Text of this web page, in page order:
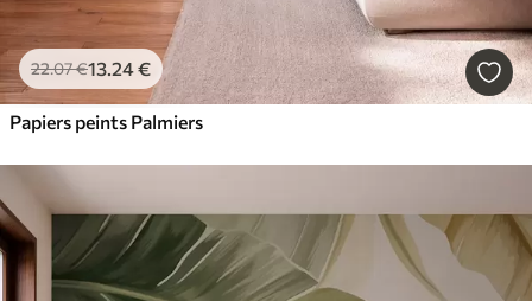
22.07€13.24€
Papiers peints Palmiers